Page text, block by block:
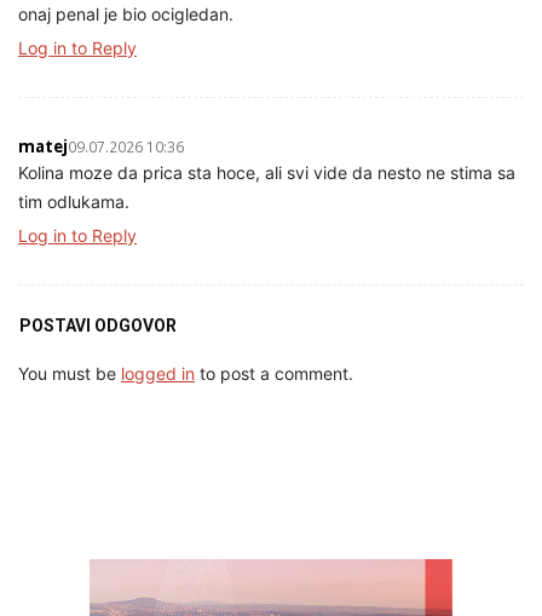
onaj penal je bio ocigledan.
Log in to Reply
matej09.07.2026 10:36
Kolina moze da prica sta hoce, ali svi vide da nesto ne stima sa
tim odlukama.
Log in to Reply
POSTAVI ODGOVOR
You must be logged in to post a comment.